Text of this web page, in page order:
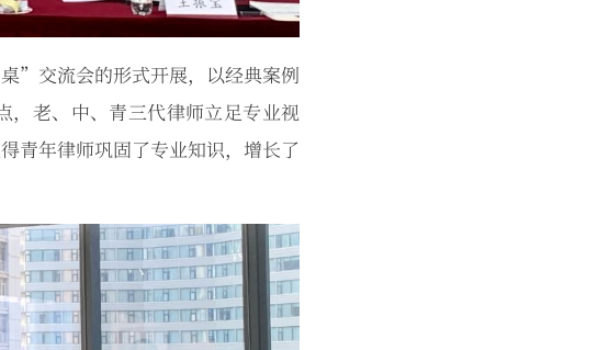
”交流会的形式开展，以经典案例
，老、中、青三代律师立足专业视
青年律师巩固了专业知识，增长了